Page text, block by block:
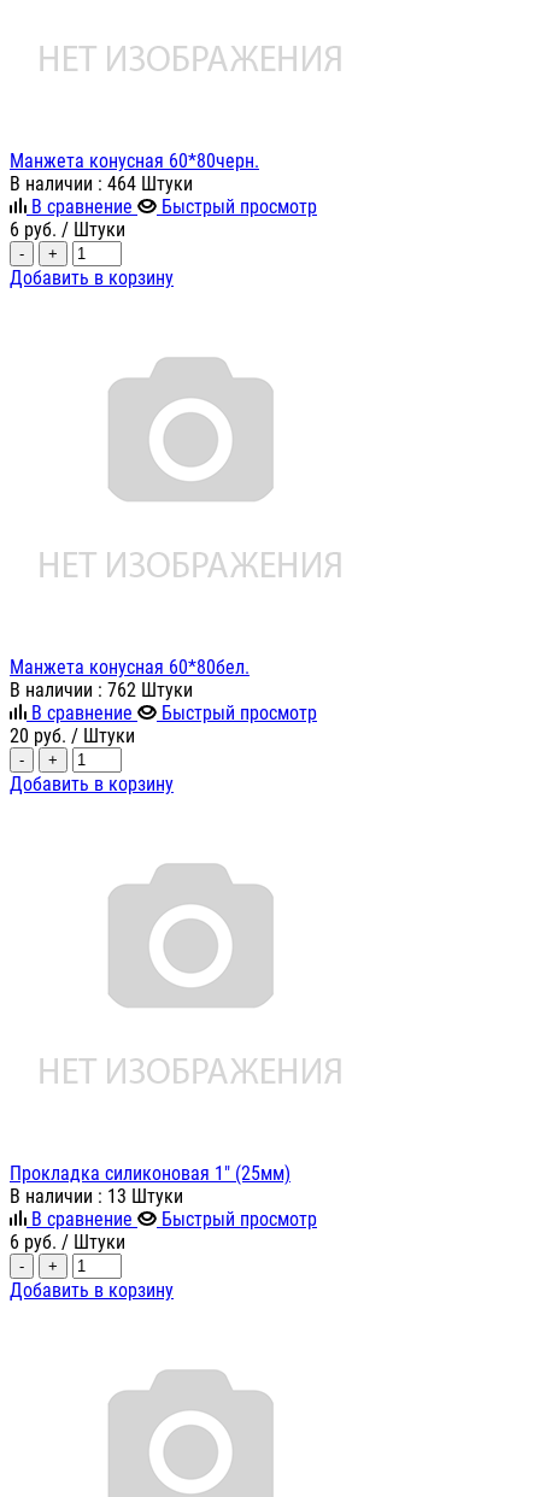
Манжета конусная 60*80черн.
В наличии : 464 Штуки
В сравнение
Быстрый просмотр
6 руб. / Штуки
- +
Добавить в корзину
Манжета конусная 60*80бел.
В наличии : 762 Штуки
В сравнение
Быстрый просмотр
20 руб. / Штуки
- +
Добавить в корзину
Прокладка силиконовая 1" (25мм)
В наличии : 13 Штуки
В сравнение
Быстрый просмотр
6 руб. / Штуки
- +
Добавить в корзину